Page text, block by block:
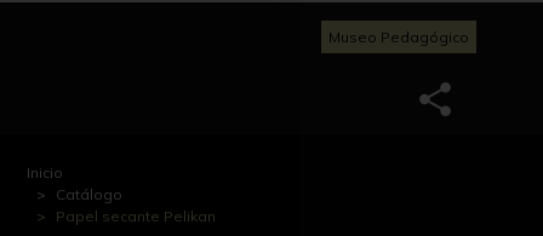
Museo Pedagógico
Inicio
Catálogo
Papel secante Pelikan